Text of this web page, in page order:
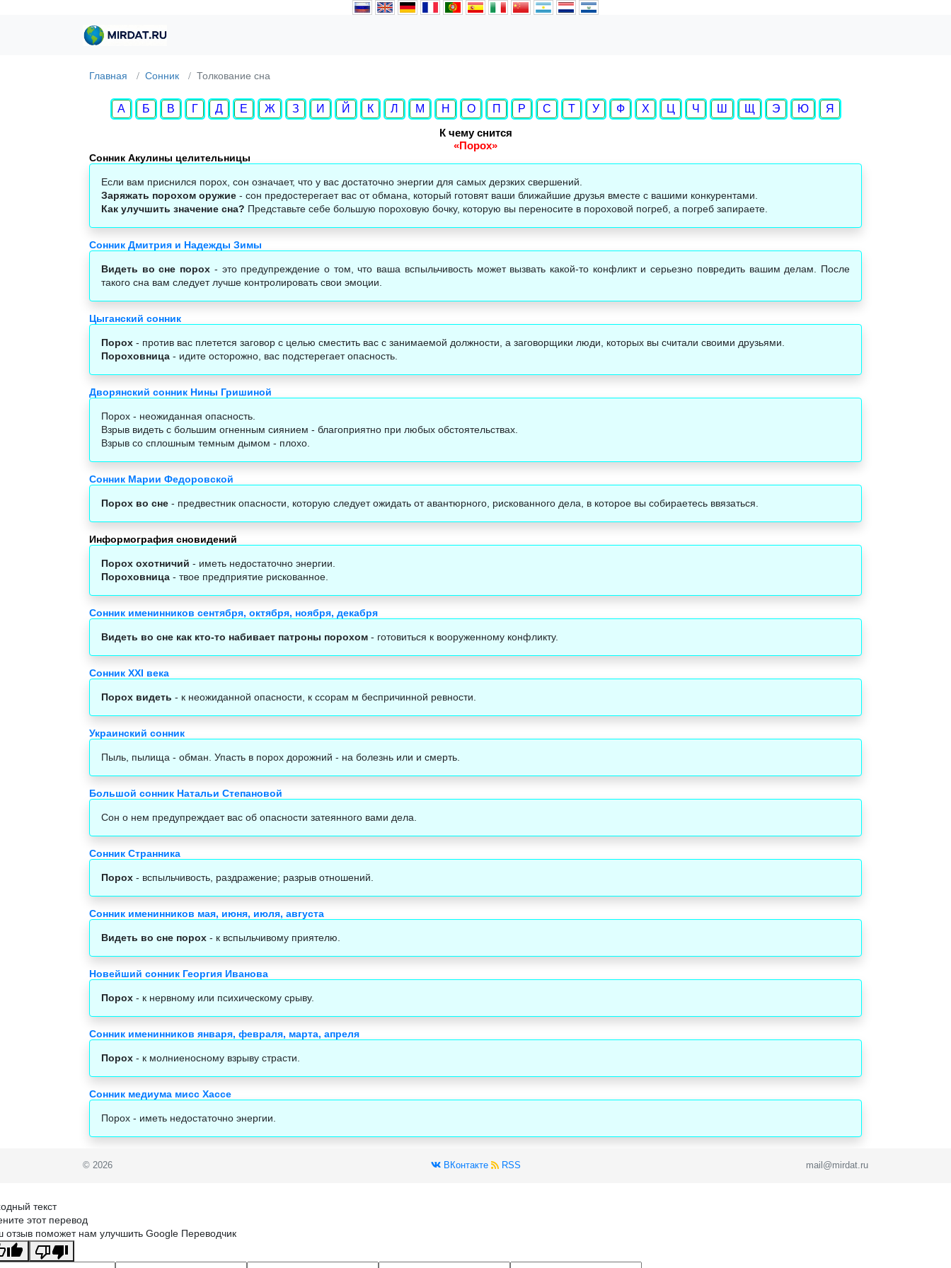
Главная Сонник Толкование сна
А Б В Г Д Е Ж З И Й К Л М Н О П Р С Т У Ф Х Ц Ч Ш Щ Э Ю
Я
К чему снится
«Порох»
Сонник Акулины целительницы
Если вам приснился порох, сон означает, что у вас достаточно энергии для самых дерзких свершений.
Заряжать порохом оружие - сон предостерегает вас от обмана, который готовят ваши ближайшие друзья вместе с вашими конкурентами.
Как улучшить значение сна? Представьте себе большую пороховую бочку, которую вы переносите в пороховой погреб, а погреб запираете.
Сонник Дмитрия и Надежды Зимы
Видеть во сне порох - это предупреждение о том, что ваша вспыльчивость может вызвать какой-то конфликт и серьезно повредить вашим делам. После
такого сна вам следует лучше контролировать свои эмоции.
Цыганский сонник
Порох - против вас плетется заговор с целью сместить вас с занимаемой должности, а заговорщики люди, которых вы считали своими друзьями.
Пороховница - идите осторожно, вас подстерегает опасность.
Дворянский сонник Нины Гришиной
Порох - неожиданная опасность.
Взрыв видеть с большим огненным сиянием - благоприятно при любых обстоятельствах.
Взрыв со сплошным темным дымом - плохо.
Сонник Марии Федоровской
Порох во сне - предвестник опасности, которую следует ожидать от авантюрного, рискованного дела, в которое вы собираетесь ввязаться.
Информография сновидений
Порох охотничий - иметь недостаточно энергии.
Пороховница - твое предприятие рискованное.
Сонник именинников сентября, октября, ноября, декабря
Видеть во сне как кто-то набивает патроны порохом - готовиться к вооруженному конфликту.
Сонник XXI века
Порох видеть - к неожиданной опасности, к ссорам м беспричинной ревности.
Украинский сонник
Пыль, пылища - обман. Упасть в порох дорожний - на болезнь или и смерть.
Большой сонник Натальи Степановой
Сон о нем предупреждает вас об опасности затеянного вами дела.
Сонник Странника
Порох - вспыльчивость, раздражение; разрыв отношений.
Сонник именинников мая, июня, июля, августа
Видеть во сне порох - к вспыльчивому приятелю.
Новейший сонник Георгия Иванова
Порох - к нервному или психическому срыву.
Сонник именинников января, февраля, марта, апреля
Порох - к молниеносному взрыву страсти.
Сонник медиума мисс Хассе
Порох - иметь недостаточно энергии.
© 2026 ВКонтакте RSS mail@mirdat.ru
текст
этот перевод
отзыв поможет нам улучшить Google Переводчик